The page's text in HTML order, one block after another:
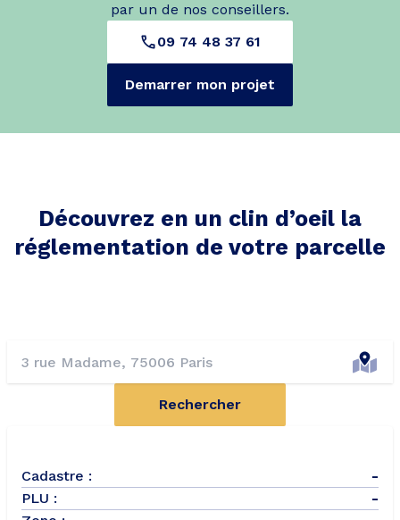
par un de nos conseillers.
09 74 48 37 61
Demarrer mon projet
Découvrez en un clin d’oeil la
réglementation de votre parcelle
Rechercher
Cadastre :
-
PLU :
-